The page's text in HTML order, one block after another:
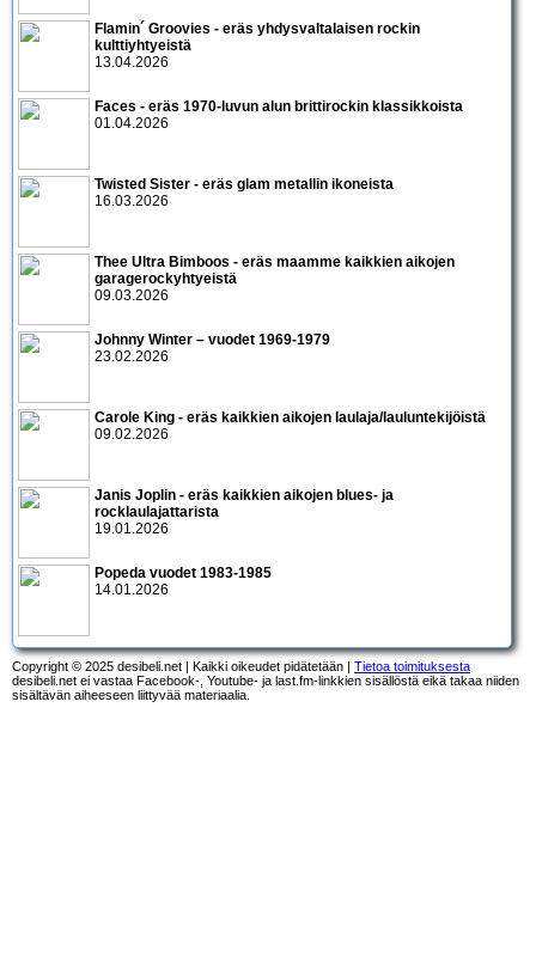
Flamin´ Groovies - eräs yhdysvaltalaisen rockin
kulttiyhtyeistä
13.04.2026
Faces - eräs 1970-luvun alun brittirockin klassikkoista
01.04.2026
Twisted Sister - eräs glam metallin ikoneista
16.03.2026
Thee Ultra Bimboos - eräs maamme kaikkien aikojen
garagerockyhtyeistä
09.03.2026
Johnny Winter – vuodet 1969-1979
23.02.2026
Carole King - eräs kaikkien aikojen laulaja/lauluntekijöistä
09.02.2026
Janis Joplin - eräs kaikkien aikojen blues- ja
rocklaulajattarista
19.01.2026
Popeda vuodet 1983-1985
14.01.2026
Copyright © 2025 desibeli.net | Kaikki oikeudet pidätetään | Tietoa toimituksesta
desibeli.net ei vastaa Facebook-, Youtube- ja last.fm-linkkien sisällöstä eikä takaa niiden
sisältävän aiheeseen liittyvää materiaalia.